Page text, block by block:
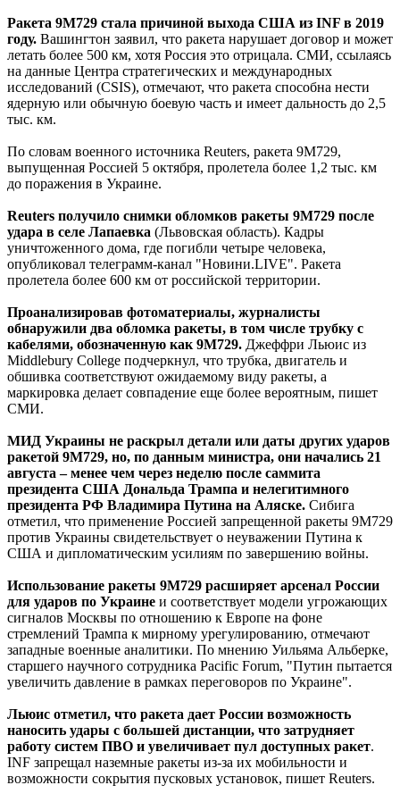
Ракета 9M729 стала причиной выхода США из INF в 2019
году. Вашингтон заявил, что ракета нарушает договор и может
летать более 500 км, хотя Россия это отрицала. СМИ, ссылаясь
на данные Центра стратегических и международных
исследований (CSIS), отмечают, что ракета способна нести
ядерную или обычную боевую часть и имеет дальность до 2,5
тыс. км.
По словам военного источника Reuters, ракета 9M729,
выпущенная Россией 5 октября, пролетела более 1,2 тыс. км
до поражения в Украине.
Reuters получило снимки обломков ракеты 9M729 после
удара в селе Лапаевка (Львовская область). Кадры
уничтоженного дома, где погибли четыре человека,
опубликовал телеграмм-канал "Новини.LIVE". Ракета
пролетела более 600 км от российской территории.
Проанализировав фотоматериалы, журналисты
обнаружили два обломка ракеты, в том числе трубку с
кабелями, обозначенную как 9M729. Джеффри Льюис из
Middlebury College подчеркнул, что трубка, двигатель и
обшивка соответствуют ожидаемому виду ракеты, а
маркировка делает совпадение еще более вероятным, пишет
СМИ.
МИД Украины не раскрыл детали или даты других ударов
ракетой 9M729, но, по данным министра, они начались 21
августа – менее чем через неделю после саммита
президента США Дональда Трампа и нелегитимного
президента РФ Владимира Путина на Аляске. Сибига
отметил, что применение Россией запрещенной ракеты 9M729
против Украины свидетельствует о неуважении Путина к
США и дипломатическим усилиям по завершению войны.
Использование ракеты 9M729 расширяет арсенал России
для ударов по Украине и соответствует модели угрожающих
сигналов Москвы по отношению к Европе на фоне
стремлений Трампа к мирному урегулированию, отмечают
западные военные аналитики. По мнению Уильяма Альберке,
старшего научного сотрудника Pacific Forum, "Путин пытается
увеличить давление в рамках переговоров по Украине".
Льюис отметил, что ракета дает России возможность
наносить удары с большей дистанции, что затрудняет
работу систем ПВО и увеличивает пул доступных ракет.
INF запрещал наземные ракеты из-за их мобильности и
возможности сокрытия пусковых установок, пишет Reuters.